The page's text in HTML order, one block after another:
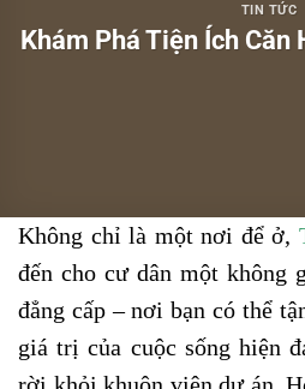
TIN TỨC
Khám Phá Tiện Ích Căn
Không chỉ là một nơi để ở,
đến cho cư dân một không
đẳng cấp – nơi bạn có thể
giá trị của cuộc sống hiện